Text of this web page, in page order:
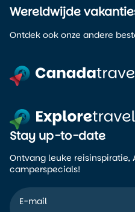
Wereldwijde
Ontdek ook onze andere
Stay up-to-date
Ontvang leuke reisinspiratie,
camperspecials!